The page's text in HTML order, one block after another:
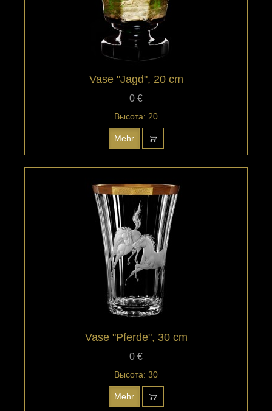
Vase "Jagd", 20 cm
0 €
Высота: 20
Mehr
Vase "Pferde", 30 cm
0 €
Высота: 30
Mehr